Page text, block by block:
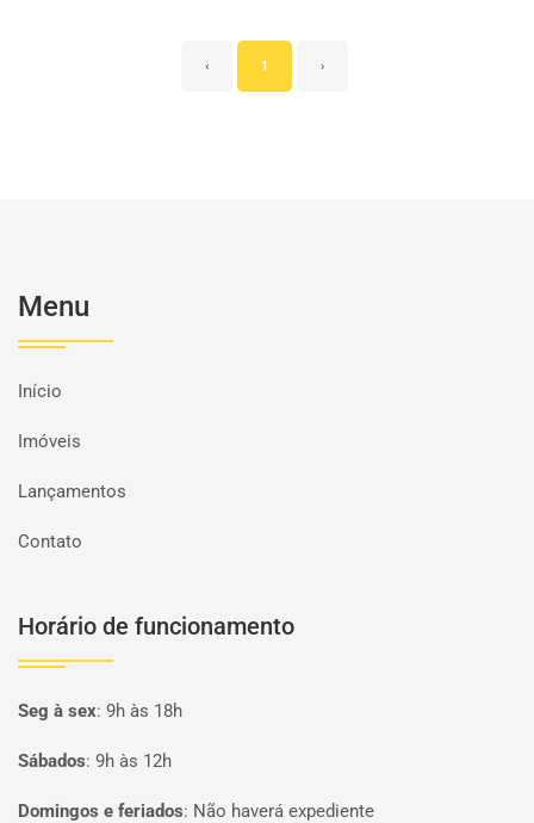
‹ 1 ›
Menu
Início
Imóveis
Lançamentos
Contato
Horário de funcionamento
Seg à sex: 9h às 18h
Sábados: 9h às 12h
Domingos e feriados: Não haverá expediente